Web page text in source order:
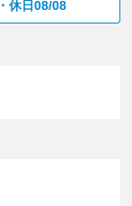
休日08/08